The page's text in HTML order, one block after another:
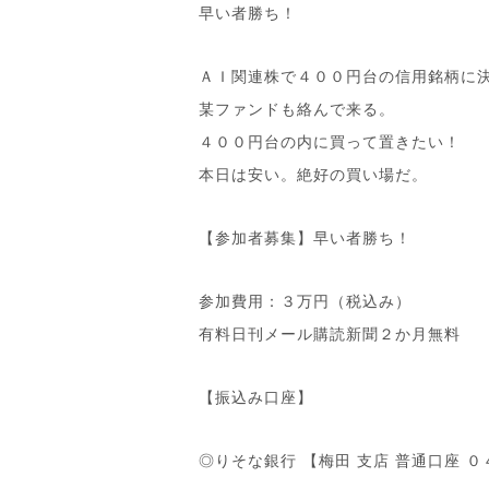
早い者勝ち！
ＡＩ関連株で４００円台の信用銘柄に決
某ファンドも絡んで来る。
４００円台の内に買って置きたい！
本日は安い。絶好の買い場だ。
【参加者募集】早い者勝ち！
参加費用：３万円（税込み）
有料日刊メール購読新聞２か月無料
【振込み口座】
◎りそな銀行 【梅田 支店 普通口座 ０